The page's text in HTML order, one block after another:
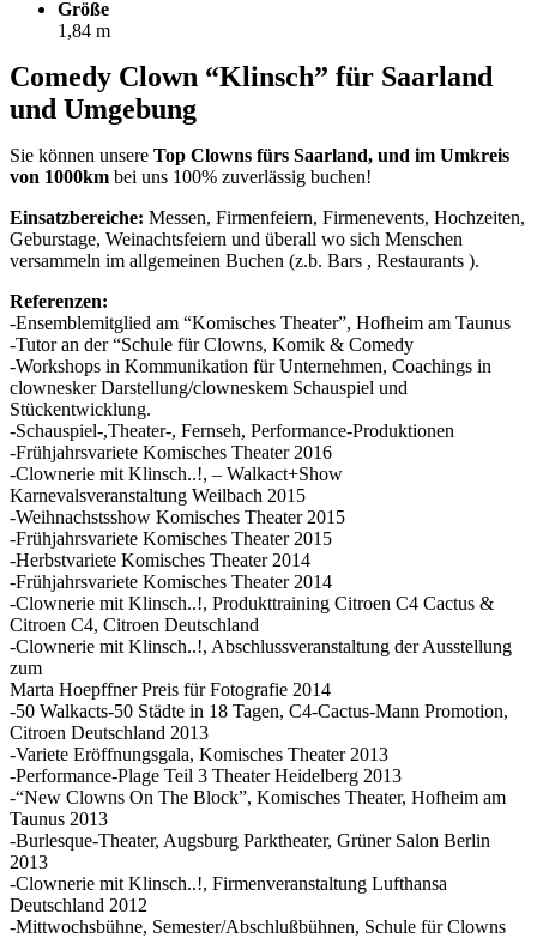
Größe
1,84 m
Comedy Clown “Klinsch” für Saarland
und Umgebung
Sie können unsere Top Clowns fürs Saarland, und im Umkreis
von 1000km bei uns 100% zuverlässig buchen!
Einsatzbereiche: Messen, Firmenfeiern, Firmenevents, Hochzeiten,
Geburstage, Weinachtsfeiern und überall wo sich Menschen
versammeln im allgemeinen Buchen (z.b. Bars , Restaurants ).
Referenzen:
-Ensemblemitglied am “Komisches Theater”, Hofheim am Taunus
-Tutor an der “Schule für Clowns, Komik & Comedy
-Workshops in Kommunikation für Unternehmen, Coachings in
clownesker Darstellung/clowneskem Schauspiel und
Stückentwicklung.
-Schauspiel-,Theater-, Fernseh, Performance-Produktionen
-Frühjahrsvariete Komisches Theater 2016
-Clownerie mit Klinsch..!, – Walkact+Show
Karnevalsveranstaltung Weilbach 2015
-Weihnachstsshow Komisches Theater 2015
-Frühjahrsvariete Komisches Theater 2015
-Herbstvariete Komisches Theater 2014
-Frühjahrsvariete Komisches Theater 2014
-Clownerie mit Klinsch..!, Produkttraining Citroen C4 Cactus &
Citroen C4, Citroen Deutschland
-Clownerie mit Klinsch..!, Abschlussveranstaltung der Ausstellung
zum
Marta Hoepffner Preis für Fotografie 2014
-50 Walkacts-50 Städte in 18 Tagen, C4-Cactus-Mann Promotion,
Citroen Deutschland 2013
-Variete Eröffnungsgala, Komisches Theater 2013
-Performance-Plage Teil 3 Theater Heidelberg 2013
-“New Clowns On The Block”, Komisches Theater, Hofheim am
Taunus 2013
-Burlesque-Theater, Augsburg Parktheater, Grüner Salon Berlin
2013
-Clownerie mit Klinsch..!, Firmenveranstaltung Lufthansa
Deutschland 2012
-Mittwochsbühne, Semester/Abschlußbühnen, Schule für Clowns